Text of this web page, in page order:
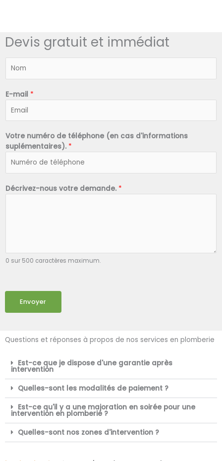
Devis gratuit et immédiat
*
E-mail *
Votre numéro de téléphone (en cas d'informations
suplémentaires). *
Décrivez-nous votre demande. *
0 sur 500 caractères maximum.
Envoyer
Questions et réponses à propos de nos services en plomberie
Est-ce que je dispose d'une garantie après
intervention
Quelles-sont les modalités de paiement ?
Est-ce qu'il y a une majoration en soirée pour une
intervention en plomberie ?
Quelles-sont nos zones d'intervention ?